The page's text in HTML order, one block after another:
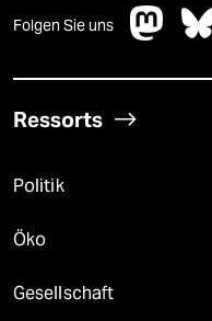
Folgen Sie uns
Ressorts
Politik
Öko
Gesellschaft